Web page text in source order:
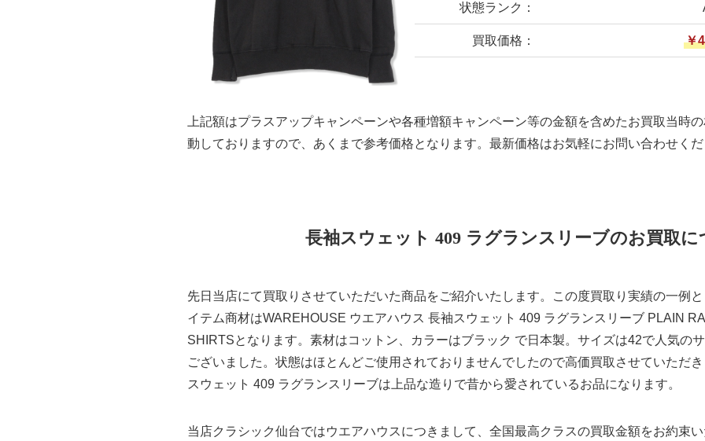
状態ランク：
買取価格： ￥
上記額はプラスアップキャンペーンや各種増額キャンペーン等の金額を含めたお買取当時
動しておりますので、あくまで参考価格となります。最新価格はお気軽にお問い合わせく
長袖スウェット 409 ラグランスリーブのお買取に
先日当店にて買取りさせていただいた商品をご紹介いたします。この度買取り実績の一例
イテム商材はWAREHOUSE ウエアハウス 長袖スウェット 409 ラグランスリーブ PLAIN
SHIRTSとなります。素材はコットン、カラーはブラック で日本製。サイズは42で人気の
ございました。状態はほとんどご使用されておりませんでしたので高価買取させていただ
スウェット 409 ラグランスリーブは上品な造りで昔から愛されているお品になります。
当店クラシック仙台ではウエアハウスにつきまして、全国最高クラスの買取金額をお約束